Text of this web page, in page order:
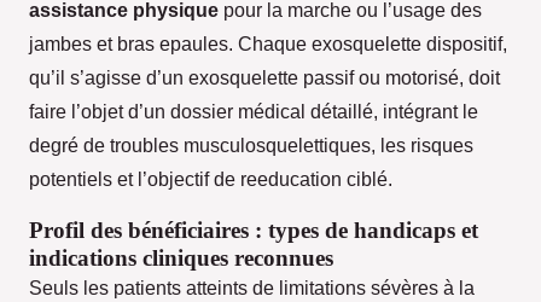
assistance physique pour la marche ou l’usage des
jambes et bras epaules. Chaque exosquelette dispositif,
qu’il s’agisse d’un exosquelette passif ou motorisé, doit
faire l’objet d’un dossier médical détaillé, intégrant le
degré de troubles musculosquelettiques, les risques
potentiels et l’objectif de reeducation ciblé.
Profil des bénéficiaires : types de handicaps et
indications cliniques reconnues
Seuls les patients atteints de limitations sévères à la